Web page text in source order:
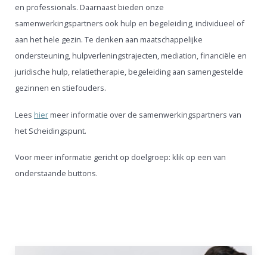
en professionals. Daarnaast bieden onze
samenwerkingspartners ook hulp en begeleiding, individueel of
aan het hele gezin. Te denken aan maatschappelijke
ondersteuning, hulpverleningstrajecten, mediation, financiële en
juridische hulp, relatietherapie, begeleiding aan samengestelde
gezinnen en stiefouders.
Lees hiermeer informatie over de samenwerkingspartners van
het Scheidingspunt.
Voor meer informatie gericht op doelgroep: klik op een van
onderstaande buttons.